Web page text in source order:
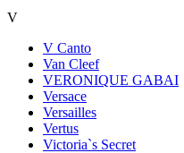
V
V Canto
Van Cleef
VERONIQUE GABAI
Versace
Versailles
Vertus
Victoria`s Secret